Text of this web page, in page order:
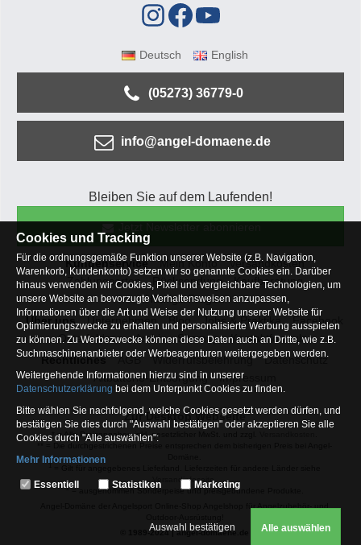
Deutsch English
(05273) 36779-0
info@angel-domaene.de
Bleiben Sie auf dem Laufenden!
Kundenservice Mein Konto
Versandkosten
Zahlungsarten
Rücksendung
Kaufberatung
Häufige Fragen
Über uns
Unternehmen Blog Jobs & Praktika
Facebook
Osterfeldsee
Archiv Sitemap
Kontaktformular
Rechtliches
AGB Widerrufsbelehrung
Datenschutz
Altbatterie-Entsorgung
Impressum
Zur Desktop Webseite
* = Alle Preisangaben inkl. gesetzlicher MwSt. und zzgl.
Versandinfoseite.
2= ausgenommen Sonderpeise und preisgebundene Produkte.
© 1989-2024 | angel-domaene.de
Cookies und Tracking
Für die ordnungsgemäße Funktion unserer Website (z.B. Navigation,
Warenkorb, Kundenkonto) setzen wir so genannte Cookies ein. Darüber
hinaus verwenden wir Cookies, Pixel und vergleichbare Technologien, um
unsere Website an bevorzugte Verhaltensweisen anzupassen,
Informationen über die Art und Weise der Nutzung unserer Website für
Optimierungszwecke zu erhalten und personalisierte Werbung ausspielen
zu können. Zu Werbezwecke können diese Daten auch an Dritte, wie z.B.
Suchmaschinenanbieter oder Werbeagenturen weitergegeben werden.
Weitergehende Informationen hierzu sind in unserer
Datenschutzerklärung bei dem Unterpunkt Cookies zu finden.
Bitte wählen Sie nachfolgend, welche Cookies gesetzt werden dürfen, und
bestätigen Sie dies durch "Auswahl bestätigen" oder akzeptieren Sie alle
Cookies durch "Alle auswählen":
Mehr Informationen
Essentiell
weshalb auf diese nicht verzichtet werden kann
Essentiell Statistiken Marketing
Auswahl bestätigen Alle auswählen